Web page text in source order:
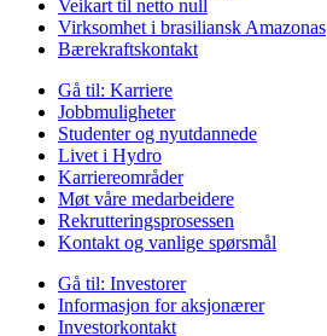
Veikart til netto null
Virksomhet i brasiliansk Amazonas
Bærekraftskontakt
Gå til: Karriere
Jobbmuligheter
Studenter og nyutdannede
Livet i Hydro
Karriereområder
Møt våre medarbeidere
Rekrutteringsprosessen
Kontakt og vanlige spørsmål
Gå til: Investorer
Informasjon for aksjonærer
Investorkontakt